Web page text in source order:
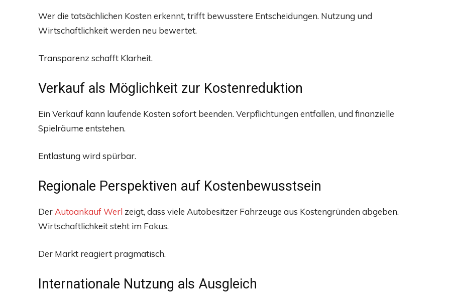
Wer die tatsächlichen Kosten erkennt, trifft bewusstere Entscheidungen. Nutzung und
Wirtschaftlichkeit werden neu bewertet.
Transparenz schafft Klarheit.
Verkauf als Möglichkeit zur Kostenreduktion
Ein Verkauf kann laufende Kosten sofort beenden. Verpflichtungen entfallen, und finanzielle
Spielräume entstehen.
Entlastung wird spürbar.
Regionale Perspektiven auf Kostenbewusstsein
Der Autoankauf Werl zeigt, dass viele Autobesitzer Fahrzeuge aus Kostengründen abgeben.
Wirtschaftlichkeit steht im Fokus.
Der Markt reagiert pragmatisch.
Internationale Nutzung als Ausgleich